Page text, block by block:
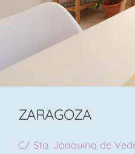
ZARAGOZA
C/ Sta. Joaquina de